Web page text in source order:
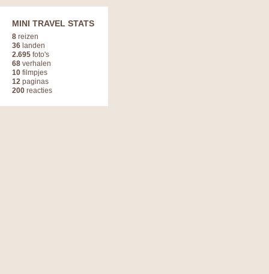
MINI TRAVEL STATS
8 reizen
36 landen
2.695 foto's
68 verhalen
10 filmpjes
12 paginas
200 reacties